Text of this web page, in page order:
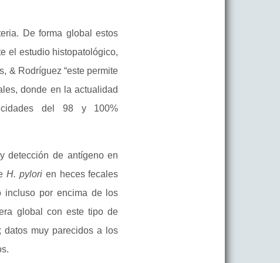
De forma global estos
el estudio histopatológico,
& Rodríguez “este permite
donde en la actualidad
del 98 y 100%
detección de antígeno en
H. pylorien heces fecales
incluso por encima de los
global con este tipo de
datos muy parecidos a los